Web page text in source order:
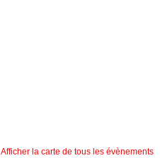
Afficher la carte de tous les évènements